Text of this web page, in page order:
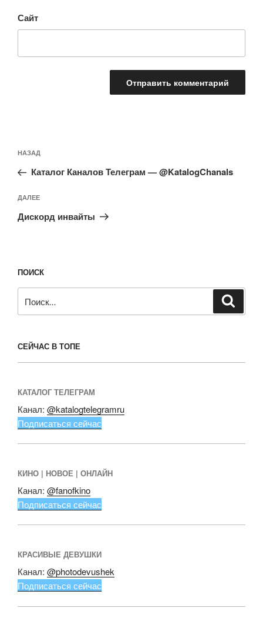
Сайт
по
записям
Предыдущая
запись:
НАЗАД
Каталог Каналов Телеграм — @KatalogChanals
Следующая
запись
ДАЛЕЕ
Дискорд инвайты
ПОИСК
СЕЙЧАС В ТОПЕ
КАТАЛОГ ТЕЛЕГРАМ
Канал: @katalogtelegramru
Подписаться сейчас
КИНО | НОВОЕ | ОНЛАЙН
Канал: @fanofkino
Подписаться сейчас
КРАСИВЫЕ ДЕВУШКИ
Канал: @photodevushek
Подписаться сейчас